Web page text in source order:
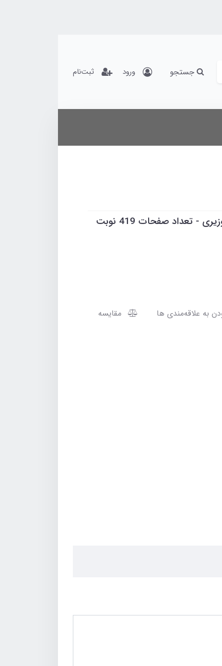
جستجو ورود ثبت‌نام
نویسنده : محمد رضا درودیان - قطع وزیری - تعداد صفحات 419 نوبت
مقایسه